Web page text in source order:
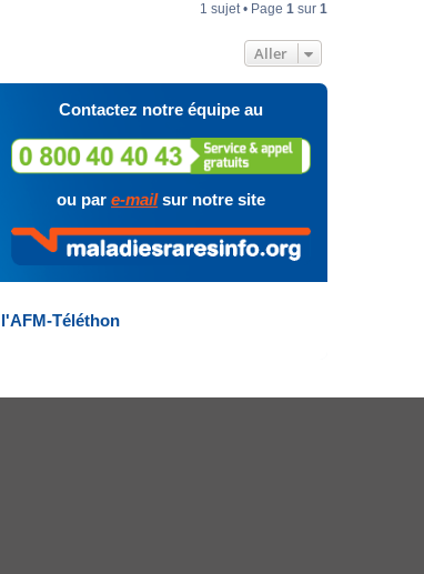
1 sujet • Page 1 sur 1
Aller
Contactez notre équipe au
ou par e-mailsur notre site
Téléthon